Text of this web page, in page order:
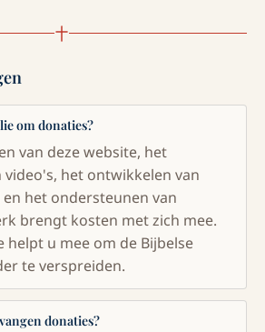
om donaties?
van deze website, het
het ontwikkelen van
het ondersteunen van
brengt kosten met zich mee.
helpt u mee om de Bijbelse
te verspreiden.
donaties?